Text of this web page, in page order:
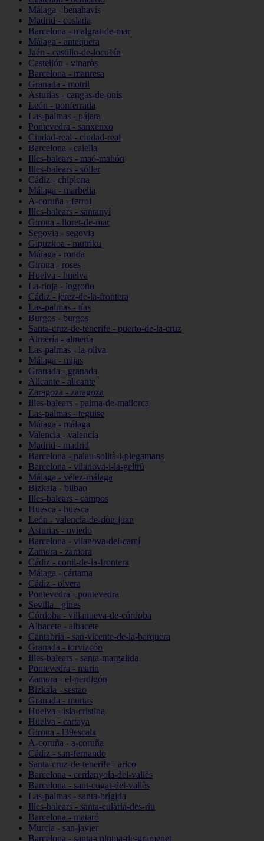
Málaga - benahavís
Madrid - coslada
Barcelona - malgrat-de-mar
Málaga - antequera
Jaén - castillo-de-locubín
Castellón - vinaròs
Barcelona - manresa
Granada - motril
Asturias - cangas-de-onís
León - ponferrada
Las-palmas - pájara
Pontevedra - sanxenxo
Ciudad-real - ciudad-real
Barcelona - calella
Illes-balears - maó-mahón
Illes-balears - sóller
Cádiz - chipiona
Málaga - marbella
A-coruña - ferrol
Illes-balears - santanyí
Girona - lloret-de-mar
Segovia - segovia
Gipuzkoa - mutriku
Málaga - ronda
Girona - roses
Huelva - huelva
La-rioja - logroño
Cádiz - jerez-de-la-frontera
Las-palmas - tías
Burgos - burgos
Santa-cruz-de-tenerife - puerto-de-la-cruz
Almería - almería
Las-palmas - la-oliva
Málaga - mijas
Granada - granada
Alicante - alicante
Zaragoza - zaragoza
Illes-balears - palma-de-mallorca
Las-palmas - teguise
Málaga - málaga
Valencia - valencia
Madrid - madrid
Barcelona - palau-solità-i-plegamans
Barcelona - vilanova-i-la-geltrú
Málaga - vélez-málaga
Bizkaia - bilbao
Illes-balears - campos
Huesca - huesca
León - valencia-de-don-juan
Asturias - oviedo
Barcelona - vilanova-del-camí
Zamora - zamora
Cádiz - conil-de-la-frontera
Málaga - cártama
Cádiz - olvera
Pontevedra - pontevedra
Sevilla - gines
Córdoba - villanueva-de-córdoba
Albacete - albacete
Cantabria - san-vicente-de-la-barquera
Granada - torvizcón
Illes-balears - santa-margalida
Pontevedra - marín
Zamora - el-perdigón
Bizkaia - sestao
Granada - murtas
Huelva - isla-cristina
Huelva - cartaya
Girona - l39escala
A-coruña - a-coruña
Cádiz - san-fernando
Santa-cruz-de-tenerife - arico
Barcelona - cerdanyola-del-vallès
Barcelona - sant-cugat-del-vallès
Las-palmas - santa-brígida
Illes-balears - santa-eulària-des-riu
Barcelona - mataró
Murcia - san-javier
Barcelona - santa-coloma-de-gramenet